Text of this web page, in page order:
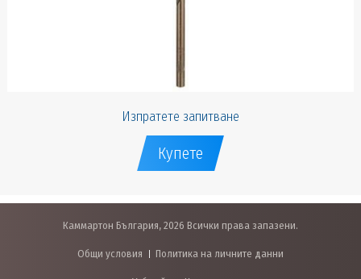
Изпратете запитване
Купете
Каммартон България, 2026 Всички права запазени.
Общи условия Политика на личните данни